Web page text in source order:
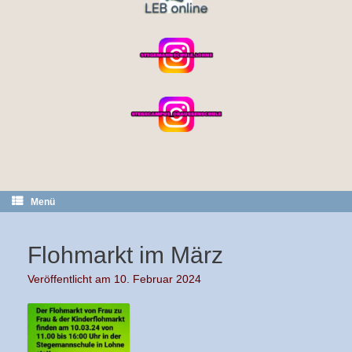
Menü
Flohmarkt im März
Veröffentlicht am 10. Februar 2024